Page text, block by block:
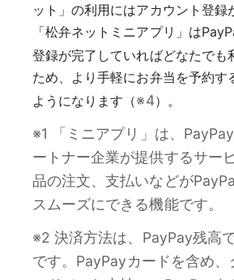
ット」の利用にはアカウント登録
「松弁ネットミニアプリ」は
登録が完了していればどなたでも
ため、より手軽にお弁当を予約す
ようになります（※4）。
※1 「ミニアプリ」は、
ートナー企業が提供するサー
品の注文、支払いなどが
スムーズにできる機能です。
※2 決済方法は、PayPay残高
です。PayPayカードを含め、